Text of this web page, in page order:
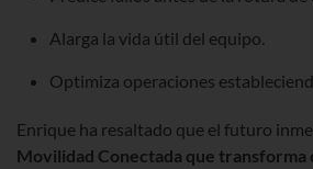
Alarga la vida útil del equipo.
Optimiza operaciones
Enrique ha resaltado que el futuro
Movilidad Conectada que transforma